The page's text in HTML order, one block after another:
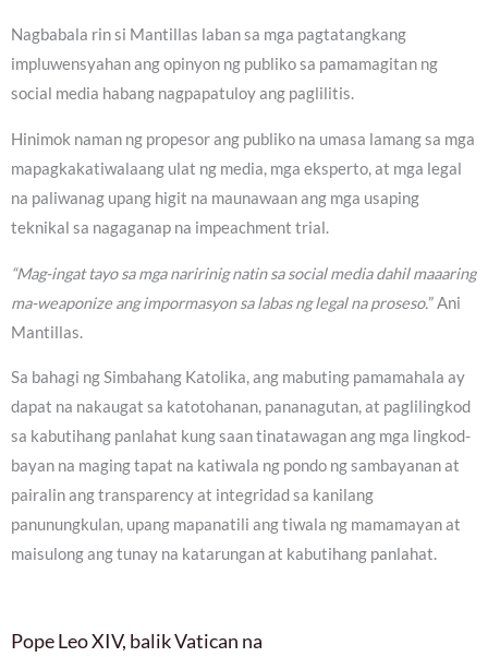
Nagbabala rin si Mantillas laban sa mga pagtatangkang
impluwensyahan ang opinyon ng publiko sa pamamagitan ng
social media habang nagpapatuloy ang paglilitis.
Hinimok naman ng propesor ang publiko na umasa lamang sa mga
mapagkakatiwalaang ulat ng media, mga eksperto, at mga legal
na paliwanag upang higit na maunawaan ang mga usaping
teknikal sa nagaganap na impeachment trial.
“Mag-ingat tayo sa mga naririnig natin sa social media dahil maaaring
ma-weaponize ang impormasyon sa labas ng legal na proseso.” Ani
Mantillas.
Sa bahagi ng Simbahang Katolika, ang mabuting pamamahala ay
dapat na nakaugat sa katotohanan, pananagutan, at paglilingkod
sa kabutihang panlahat kung saan tinatawagan ang mga lingkod-
bayan na maging tapat na katiwala ng pondo ng sambayanan at
pairalin ang transparency at integridad sa kanilang
panunungkulan, upang mapanatili ang tiwala ng mamamayan at
maisulong ang tunay na katarungan at kabutihang panlahat.
Pope Leo XIV, balik Vatican na